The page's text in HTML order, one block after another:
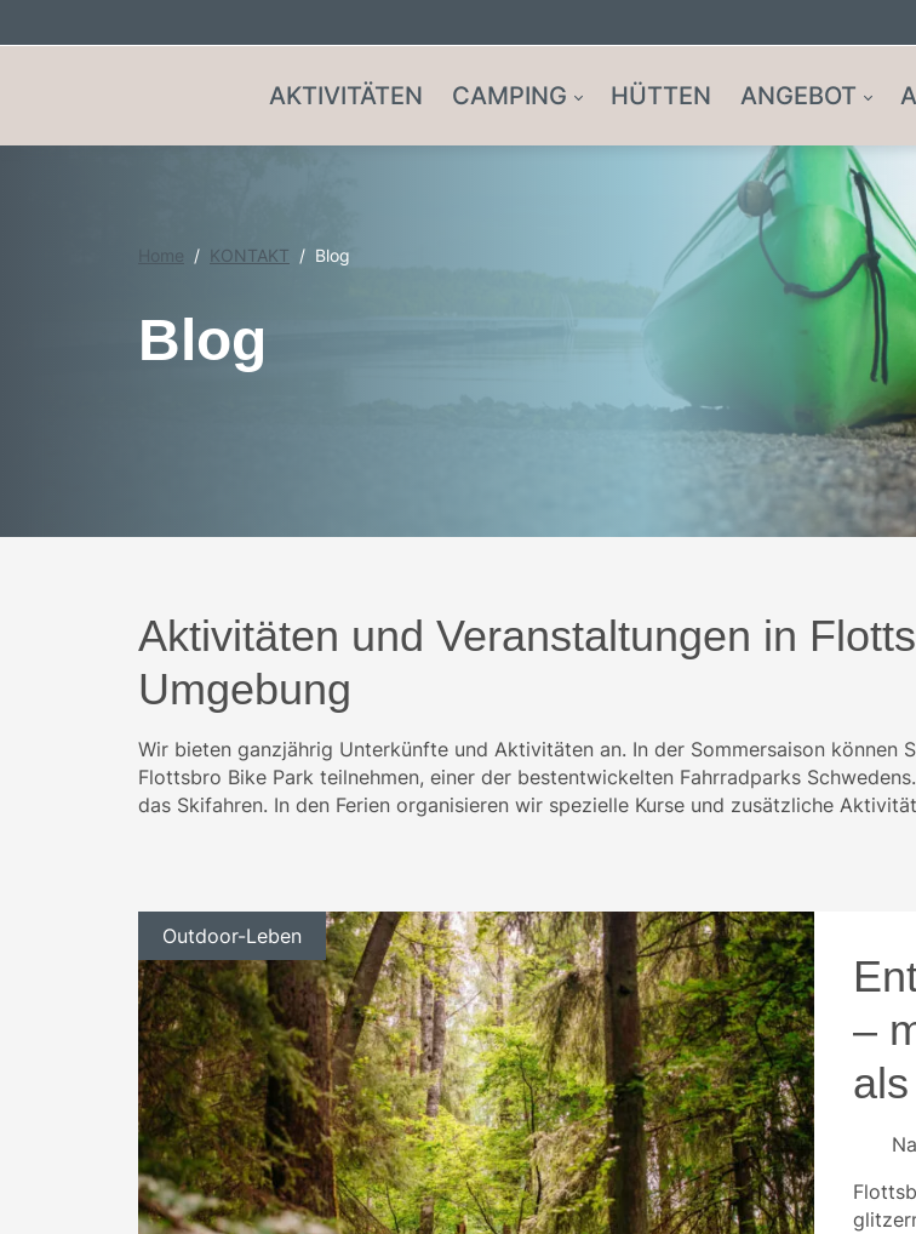
AKTIVITÄTEN CAMPING HÜTTEN ANGEBOT
Home KONTAKT Blog
Blog
Aktivitäten und Veranstaltungen in
Umgebung
Wir bieten ganzjährig Unterkünfte und Aktivitäten an. In der Sommersaison können
Flottsbro Bike Park teilnehmen, einer der bestentwickelten Fahrradparks
das Skifahren. In den Ferien organisieren wir spezielle Kurse und zusätzliche
Outdoor-Leben
–